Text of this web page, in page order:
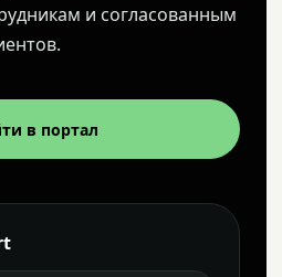
и согласованным
в портал